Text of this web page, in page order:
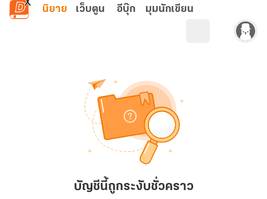
ข้ามไปยังเนื้อหาหลัก
นิยาย เว็บตูน อีบุ๊ก มุมนักเขียน
บัญชีนี้ถูกระงับชั่วคราว